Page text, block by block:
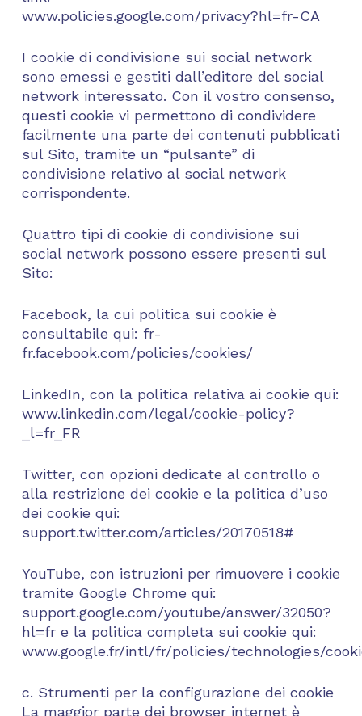
www.policies.google.com/privacy?hl=fr-CA
I cookie di condivisione sui social network
sono emessi e gestiti dall’editore del social
network interessato. Con il vostro consenso,
questi cookie vi permettono di condividere
facilmente una parte dei contenuti pubblicati
sul Sito, tramite un “pulsante” di
condivisione relativo al social network
corrispondente.
Quattro tipi di cookie di condivisione sui
social network possono essere presenti sul
Sito:
Facebook, la cui politica sui cookie è
consultabile qui: fr-
fr.facebook.com/policies/cookies/
LinkedIn, con la politica relativa ai cookie qui:
www.linkedin.com/legal/cookie-policy?
_l=fr_FR
Twitter, con opzioni dedicate al controllo o
alla restrizione dei cookie e la politica d’uso
dei cookie qui:
support.twitter.com/articles/20170518#
YouTube, con istruzioni per rimuovere i cookie
tramite Google Chrome qui:
support.google.com/youtube/answer/32050?
hl=fr e la politica completa sui cookie qui:
www.google.fr/intl/fr/policies/technologies/
c. Strumenti per la configurazione dei cookie
La maggior parte dei browser internet è